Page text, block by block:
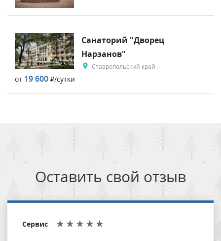
Санаторий "Дворец
Нарзанов"
Ставропольский край
от 19 600 Р/сутки
Оставить свой отзыв
Сервис